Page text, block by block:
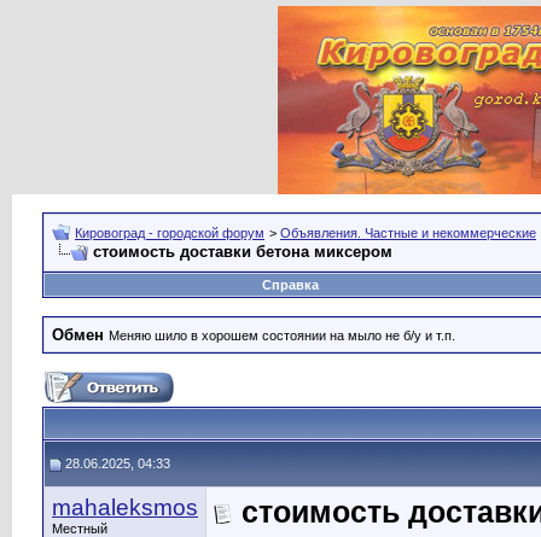
Кировоград - городской форум > Объявления. Частные и некоммерческие
стоимость доставки бетона миксером
Справка
Обмен Меняю шило в хорошем состоянии на мыло не б/у и т.п.
28.06.2025, 04:33
mahaleksmos
Местный
стоимость